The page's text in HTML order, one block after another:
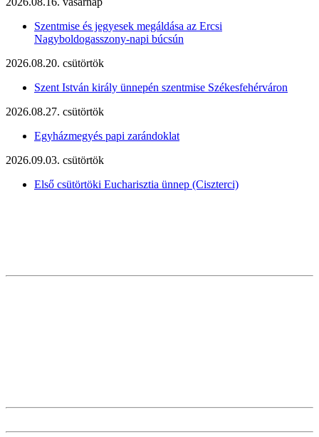
Szentmise és jegyesek megáldása az Ercsi
Nagyboldogasszony-napi búcsún
2026.08.20. csütörtök
Szent István király ünnepén szentmise Székesfehérváron
2026.08.27. csütörtök
Egyházmegyés papi zarándoklat
2026.09.03. csütörtök
Első csütörtöki Eucharisztia ünnep (Ciszterci)